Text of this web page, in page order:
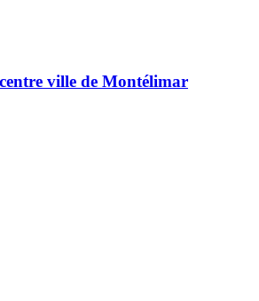
ville de Montélimar